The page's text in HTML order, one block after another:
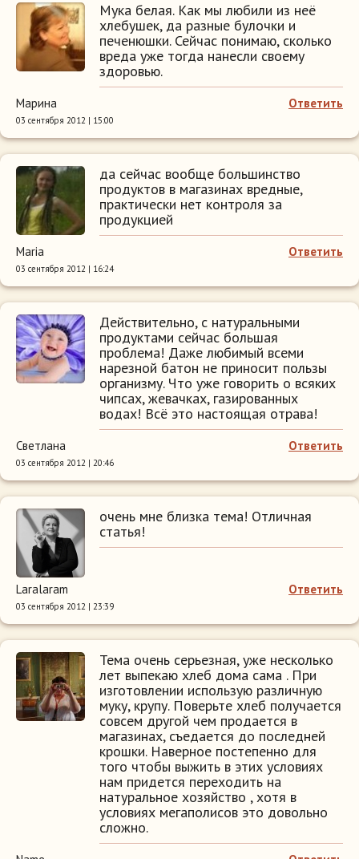
Мука белая. Как мы любили из неё
хлебушек, да разные булочки и
печенюшки. Сейчас понимаю, сколько
вреда уже тогда нанесли своему
здоровью.
Ответить
Марина
03 сентября 2012 | 15:00
да сейчас вообще большинство
продуктов в магазинах вредные,
практически нет контроля за
продукцией
Ответить
Maria
03 сентября 2012 | 16:24
Действительно, с натуральными
продуктами сейчас большая
проблема! Даже любимый всеми
нарезной батон не приносит пользы
организму. Что уже говорить о всяких
чипсах, жевачках, газированных
водах! Всё это настоящая отрава!
Ответить
Светлана
03 сентября 2012 | 20:46
очень мне близка тема! Отличная
статья!
Ответить
Laralaram
03 сентября 2012 | 23:39
Тема очень серьезная, уже несколько
лет выпекаю хлеб дома сама . При
изготовлении использую различную
муку, крупу. Поверьте хлеб получается
совсем другой чем продается в
магазинах, съедается до последней
крошки. Наверное постепенно для
того чтобы выжить в этих условиях
нам придется переходить на
натуральное хозяйство , хотя в
условиях мегаполисов это довольно
сложно.